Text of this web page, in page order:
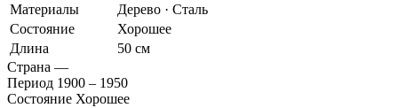
Материалы
Дерево · Сталь
Состояние
Хорошее
Длина
50 см
Страна —
Период 1900 – 1950
Состояние Хорошее